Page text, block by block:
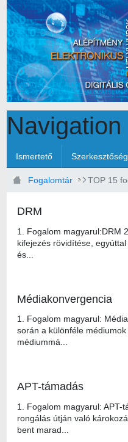
Navigation
Ismertető Szerkesztőség
Fogalomtár TOP 15
DRM
1. Fogalom magyarul:DRM
kifejezés rövidítése,
és...
Médiakonvergencia
1. Fogalom magyarul:
során a különféle
médiummá...
APT-támadás
1. Fogalom magyarul: APT-
rongálás útján való
bent marad...